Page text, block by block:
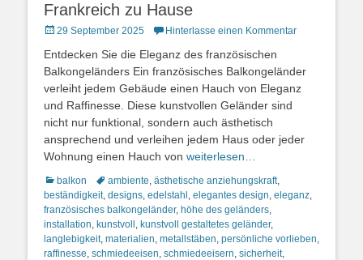
Frankreich zu Hause
Posted
29 September 2025 Hinterlasse einen Kommentar
Entdecken Sie die Eleganz des französischen
Balkongeländers Ein französisches Balkongeländer
verleiht jedem Gebäude einen Hauch von Eleganz
und Raffinesse. Diese kunstvollen Geländer sind
nicht nur funktional, sondern auch ästhetisch
ansprechend und verleihen jedem Haus oder jeder
Wohnung einen Hauch von weiterlesen…
Kategorien
balkon Schlagworte
ambiente, ästhetische anziehungskraft,
beständigkeit, designs, edelstahl , elegantes design, eleganz,
französisches balkongeländer, höhe des geländers,
installation, kunstvoll , kunstvoll gestaltetes geländer,
langlebigkeit, materialien, metallstäben, persönliche vorlieben,
raffinesse, schmiedeeisen, schmiedeeisern, sicherheit,